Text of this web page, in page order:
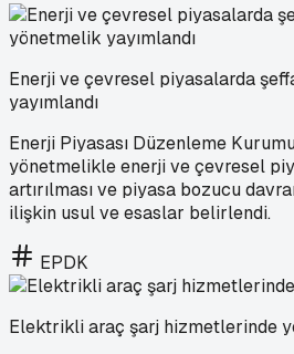
Enerji ve çevresel piyasalarda
yayımlandı
Enerji Piyasası Düzenleme
yönetmelikle enerji ve çevresel
artırılması ve piyasa bozucu
ilişkin usul ve esaslar belirlendi.
EPDK
Elektrikli araç şarj hizmetlerinde